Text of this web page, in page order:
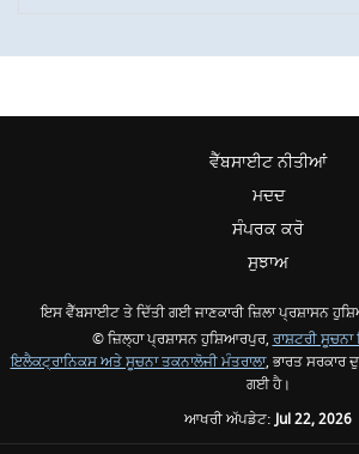
ਵੈੱਬਸਾਈਟ ਨੀਤੀਆਂ
ਮਦਦ
ਸੰਪਰਕ ਕਰੋ
ਸੁਝਾਅ
ਇਸ ਵੈੱਬਸਾਈਟ ਤੇ ਦਿੱਤੀ ਗਈ ਜਾਣਕਾਰੀ ਜ਼ਿਲਾ ਪ੍ਰਸ਼ਾਸਨ
© ਜ਼ਿਲ੍ਹਾ ਪ੍ਰਸ਼ਾਸਨ ਹੁਸ਼ਿਆਰਪੁਰ, ਰਾਸ਼ਟਰੀ
ਇਲੈਕਟ੍ਰਾਨਿਕਸ ਅਤੇ ਸੂਚਨਾ ਤਕਨਾਲੋਜੀ ਮੰਤਰਾਲਾ, ਭਾਰਤ ਸਰਕਾਰ
ਗਈ ਹੈ।
ਆਖਰੀ ਅੱਪਡੇਟ:Jul 22, 2026